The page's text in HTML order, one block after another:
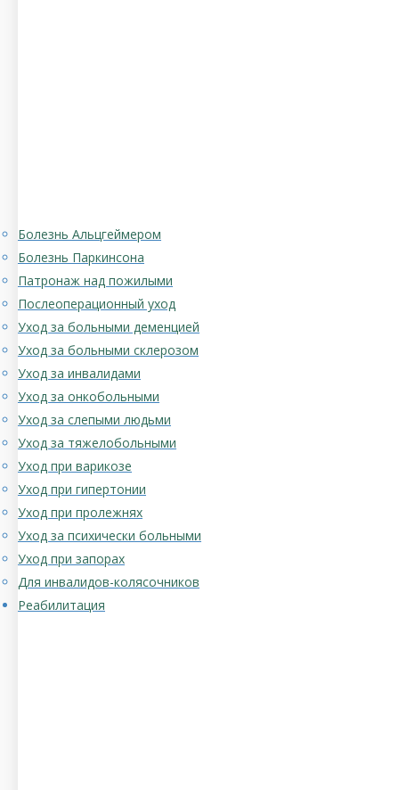
Болезнь Альцгеймером
Болезнь Паркинсона
Патронаж над пожилыми
Послеоперационный уход
Уход за больными деменцией
Уход за больными склерозом
Уход за инвалидами
Уход за онкобольными
Уход за слепыми людьми
Уход за тяжелобольными
Уход при варикозе
Уход при гипертонии
Уход при пролежнях
Уход за психически больными
Уход при запорах
Для инвалидов-колясочников
Реабилитация